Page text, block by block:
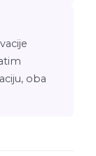
oba